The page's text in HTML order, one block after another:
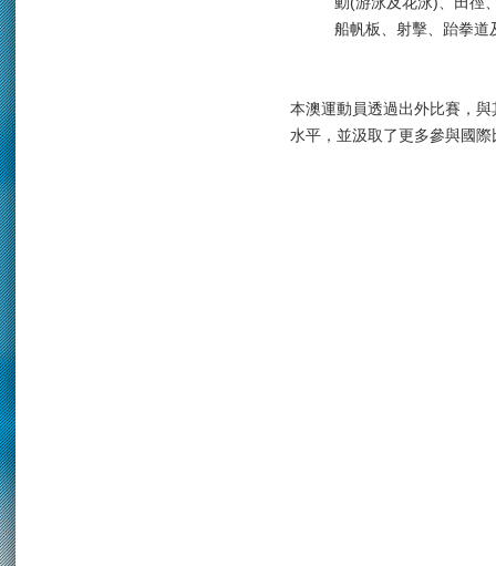
船帆板、射擊、跆拳道
本澳運動員透過出外比賽，
水平，並汲取了更多參與國